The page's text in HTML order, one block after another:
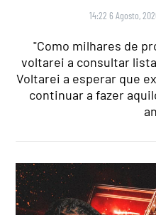
14:22 6 Agosto,
"Como milhares de
voltarei a consultar
Voltarei a esperar que
continuar a fazer